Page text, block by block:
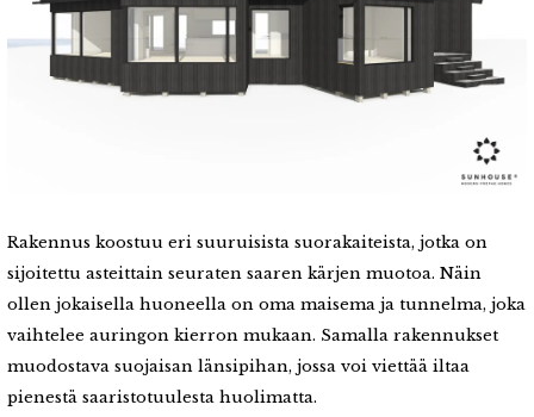
Rakennus koostuu eri suuruisista suorakaiteista, jotka on
sijoitettu asteittain seuraten saaren kärjen muotoa. Näin
ollen jokaisella huoneella on oma maisema ja tunnelma, joka
vaihtelee auringon kierron mukaan. Samalla rakennukset
muodostava suojaisan länsipihan, jossa voi viettää iltaa
pienestä saaristotuulesta huolimatta.